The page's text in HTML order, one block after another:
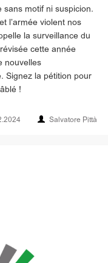
sans motif ni suspicion.
l’armée violent nos
la surveillance du
cette année
nouvelles
Signez la pétition pour
!
Salvatore Pittà